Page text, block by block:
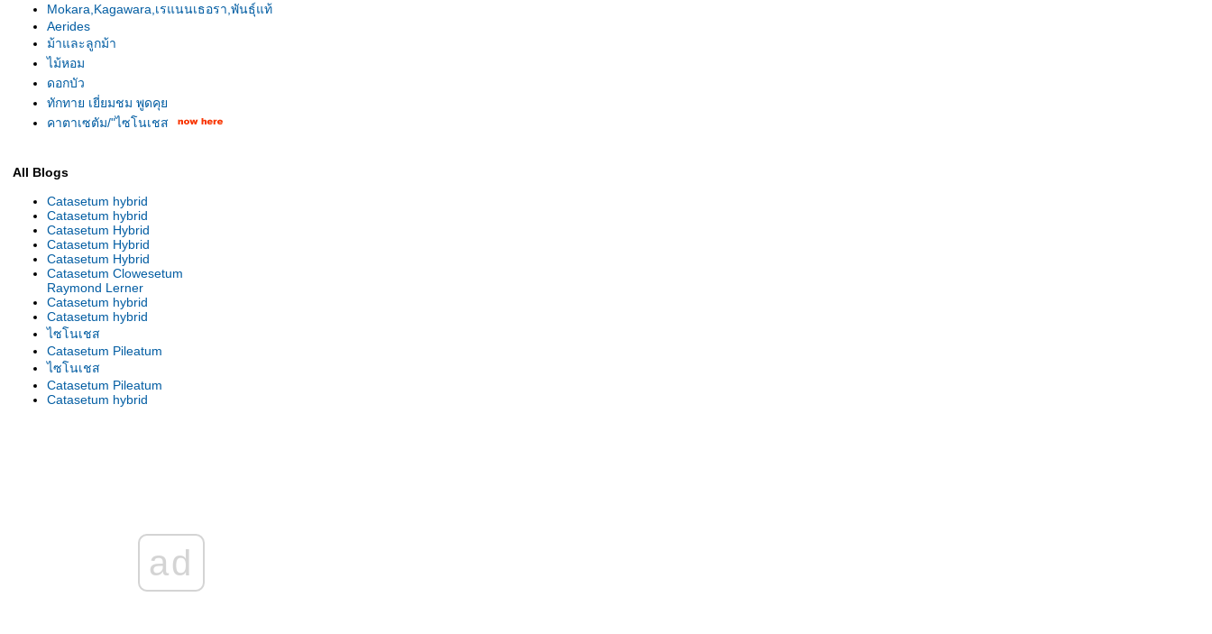
Mokara,Kagawara,เรแนนเธอรา,พันธุ์แท้
Aerides
ม้าและลูกม้า
ไม้หอม
ดอกบัว
ทักทาย เยี่ยมชม พูดคุ
คาตาเซตัม/"ไซโนเชส
All Blogs
Catasetum hybrid
Catasetum hybrid
Catasetum Hybrid
Catasetum Hybrid
Catasetum Hybrid
Catasetum Clowesetum
Raymond Lerner
Catasetum hybrid
Catasetum hybrid
ไซโนเชส
Catasetum Pileatum
ไซโนเชส
Catasetum Pileatum
Catasetum hybrid
Catasetum Clowesetum
ad